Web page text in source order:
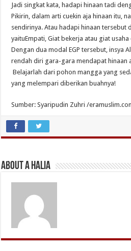
Jadi singkat kata, hadapi hinaan tadi
Pikirin, dalam arti cuekin aja hinaan itu,
sendirinya. Atau hadapi hinaan tersebut
yaituEmpati, Giat bekerja atau giat
Dengan dua modal EGP tersebut, insya
rendah diri gara-gara mendapat hinaan
Belajarlah dari pohon mangga yang
yang melempari diberikan buahnya!
Sumber: Syaripudin Zuhri /
About A Halia